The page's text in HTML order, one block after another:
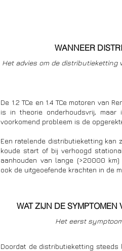
WANNEER
Het advies om de
De 1.2 TCe en 1.4 TCe motoren van
is in theorie onderhoudsvrij,
voorkomend probleem is de
Een ratelende distributieketting kan
koude start of bij verhoogd
aanhouden van lange (>20000
ook de uitgeoefende krachten in de
WAT ZIJN DE SYMPTOMEN
Het eerst
Doordat de distributieketting